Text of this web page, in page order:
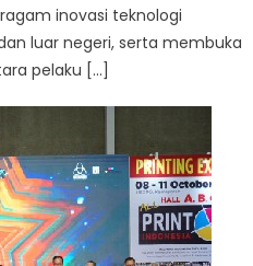
inovasi teknologi
luar negeri, serta membuka
pelaku […]